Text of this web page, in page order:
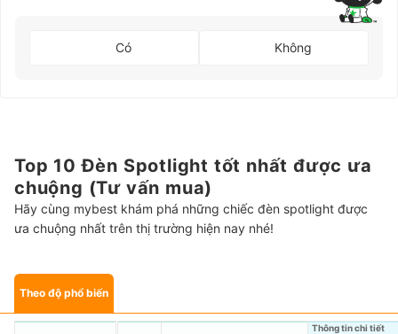
Có Không
Top 10 Đèn Spotlight tốt nhất được ưa
chuộng (Tư vấn mua)
Hãy cùng mybest khám phá những chiếc đèn spotlight được
ưa chuộng nhất trên thị trường hiện nay nhé!
Theo độ phổ biến
Thông tin chi tiết